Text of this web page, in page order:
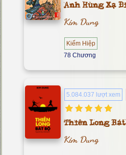
Anh Hùng Xạ
Kim Dung
Kiếm Hiệp
78 Chương
5.084.037 lượt xem
Thiên Long
Kim Dung